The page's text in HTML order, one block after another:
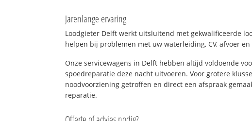
Jarenlange ervaring
Loodgieter Delft werkt uitsluitend met gekwalificeerde
helpen bij problemen met uw waterleiding, CV, afvoer
Onze servicewagens in Delft hebben altijd voldoende
spoedreparatie deze nacht uitvoeren. Voor grotere
noodvoorziening getroffen en direct een afspraak
reparatie.